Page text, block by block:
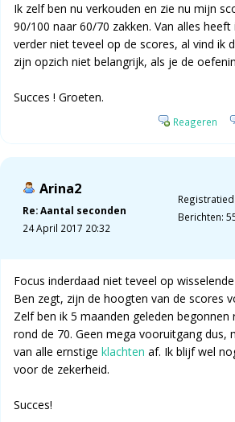
Ik zelf ben nu verkouden en zie nu mijn
90/100 naar 60/70 zakken. Van alles heeft
verder niet teveel op de scores, al vind ik
zijn opzich niet belangrijk, als je de
Succes ! Groeten.
Reageren
Arina2
Re: Aantal seconden
24 April 2017 20:32
Berichten:
Focus inderdaad niet teveel op
Ben zegt, zijn de hoogten van de scores
Zelf ben ik 5 maanden geleden begonnen
rond de 70. Geen mega vooruitgang dus,
van alle ernstige klachten af. Ik blijf wel
voor de zekerheid.
Succes!